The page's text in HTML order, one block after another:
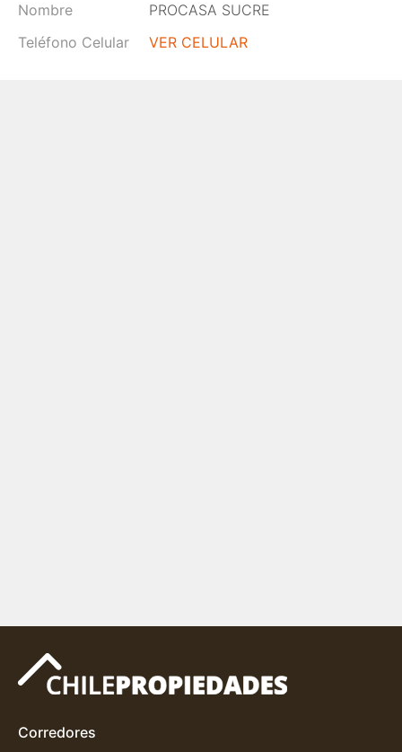
Nombre
PROCASA SUCRE
Teléfono Celular
VER CELULAR
Corredores